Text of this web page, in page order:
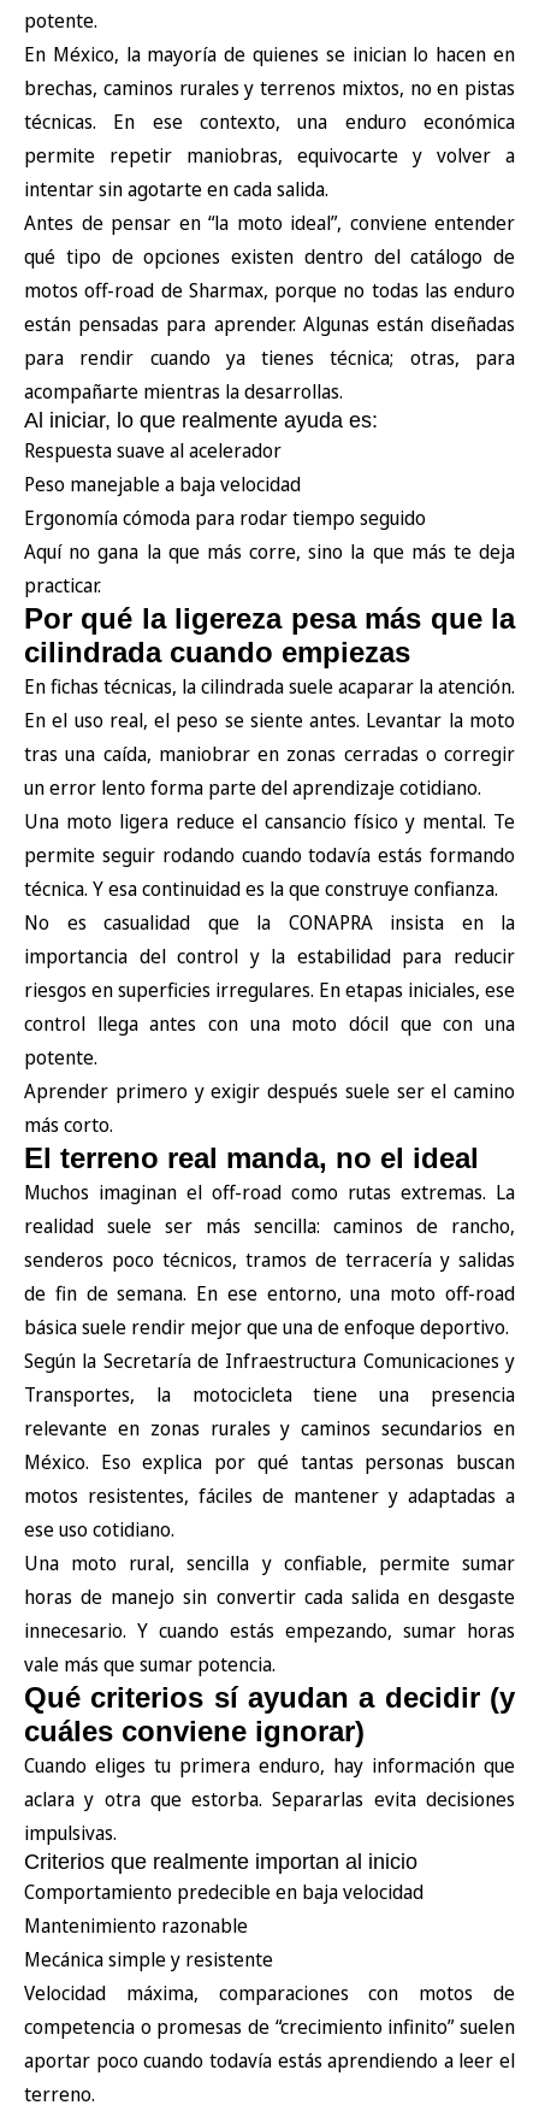
potente.
En México, la mayoría de quienes se inician lo hacen en
brechas, caminos rurales y terrenos mixtos, no en pistas
técnicas. En ese contexto, una enduro económica
permite repetir maniobras, equivocarte y volver a
intentar sin agotarte en cada salida.
Antes de pensar en “la moto ideal”, conviene entender
qué tipo de opciones existen dentro delcatálogo de
motos off-road de Sharmax, porque no todas las enduro
están pensadas para aprender. Algunas están diseñadas
para rendir cuando ya tienes técnica; otras, para
acompañarte mientras la desarrollas.
Al iniciar, lo que realmente ayuda es:
Respuesta suave al acelerador
Peso manejable a baja velocidad
Ergonomía cómoda para rodar tiempo seguido
Aquí no gana la que más corre, sino la que más te deja
practicar.
Por qué la ligereza pesa más que la
cilindrada cuando empiezas
En fichas técnicas, la cilindrada suele acaparar la atención.
En el uso real, el peso se siente antes. Levantar la moto
tras una caída, maniobrar en zonas cerradas o corregir
un error lento forma parte del aprendizaje cotidiano.
Una moto ligera reduce el cansancio físico y mental. Te
permite seguir rodando cuando todavía estás formando
técnica. Y esa continuidad es la que construye confianza.
No es casualidad que la CONAPRAinsista en la
importancia del control y la estabilidad para reducir
riesgos en superficies irregulares. En etapas iniciales, ese
control llega antes con una moto dócil que con una
potente.
Aprender primero y exigir después suele ser el camino
más corto.
El terreno real manda, no el ideal
Muchos imaginan el off-road como rutas extremas. La
realidad suele ser más sencilla: caminos de rancho,
senderos poco técnicos, tramos de terracería y salidas
de fin de semana. En ese entorno, una moto off-road
básica suele rendir mejor que una de enfoque deportivo.
Según la Secretaría de Infraestructura Comunicaciones y
Transportes, la motocicleta tiene una presencia
relevante en zonas rurales y caminos secundarios en
México. Eso explica por qué tantas personas buscan
motos resistentes, fáciles de mantener y adaptadas a
ese uso cotidiano.
Una moto rural, sencilla y confiable, permite sumar
horas de manejo sin convertir cada salida en desgaste
innecesario. Y cuando estás empezando, sumar horas
vale más que sumar potencia.
Qué criterios sí ayudan a decidir (y
cuáles conviene ignorar)
Cuando eliges tu primera enduro, hay información que
aclara y otra que estorba. Separarlas evita decisiones
impulsivas.
Criterios que realmente importan al inicio
Comportamiento predecible en baja velocidad
Mantenimiento razonable
Mecánica simple y resistente
Velocidad máxima, comparaciones con motos de
competencia o promesas de “crecimiento infinito” suelen
aportar poco cuando todavía estás aprendiendo a leer el
terreno.